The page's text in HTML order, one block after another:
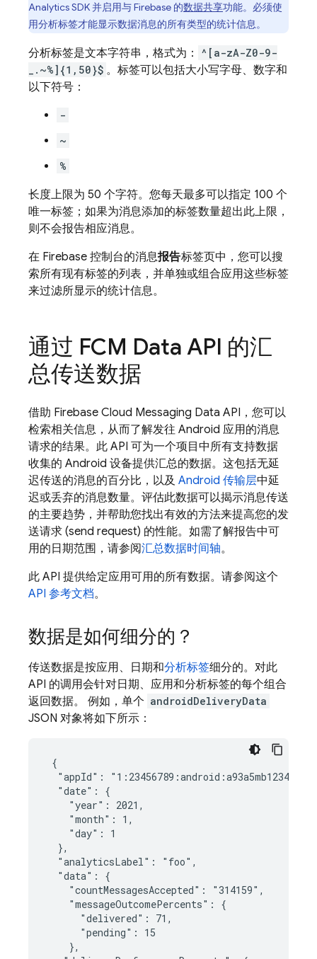
AnalyticsSDK 并启用与 Firebase 的数据共享功能。必须使
用分析标签才能显示数据消息的所有类型的统计信息。
分析标签是文本字符串，格式为：
^[a-zA-Z0-9-
_.~%]{1,50}$ 。标签可以包括大小写字母、数字和
以下符号：
-
~
%
长度上限为 50 个字符。您每天最多可以指定 100 个
唯一标签；如果为消息添加的标签数量超出此上限，
则不会报告相应消息。
在 Firebase 控制台的消息报告标签页中，您可以搜
索所有现有标签的列表，并单独或组合应用这些标签
来过滤所显示的统计信息。
通过 FCM Data API 的汇
总传送数据
借助 Firebase Cloud Messaging Data API，您可以
检索相关信息，从而了解发往 Android 应用的消息
请求的结果。此 API 可为一个项目中所有支持数据
收集的 Android 设备提供汇总的数据。这包括无延
迟传送的消息的百分比，以及 Android 传输层中延
迟或丢弃的消息数量。评估此数据可以揭示消息传送
的主要趋势，并帮助您找出有效的方法来提高您的发
送请求 (send request) 的性能。如需了解报告中可
用的日期范围，请参阅汇总数据时间轴。
此 API 提供给定应用可用的所有数据。请参阅这个
API 参考文档。
数据是如何细分的？
传送数据是按应用、日期和分析标签细分的。对此
API 的调用会针对日期、应用和分析标签的每个组合
返回数据。 例如，单个 androidDeliveryData
JSON 对象将如下所示：
{
"appId":
  "date": {
    "year": 2021,
    "month": 1,
    "day": 1
  },
  "analyticsLabel": "foo",
  "data": {
    "countMessagesAccepted": "314159",
    "messageOutcomePercents": {
      "delivered": 71,
      "pending": 15
    },